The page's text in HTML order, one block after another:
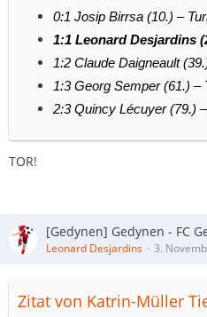
präzisen Zuspiel von
Frediano
erhöhteQuincy Lécuyermit
linke Eck.
Nach dem Seitenwechsel
Schiavone krönte seine starke
4:0 markierte.
Die Gäste aus Ilanz kamen
ausfiel.
0:1 Josip Birrsa (10.) –
1:1 Leonard Desjardins
1:2 Claude Daigneault
1:3 Georg Semper (61.) –
2:3 Quincy Lécuyer (79.)
TOR!
[Gedynen] Gedynen - FC
Leonard Desjardins 3.
Zitat von Katrin-Müller